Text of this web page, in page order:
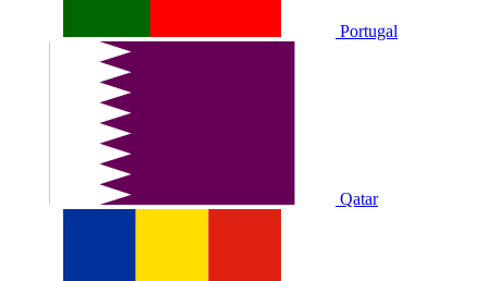
Portugal
Qatar